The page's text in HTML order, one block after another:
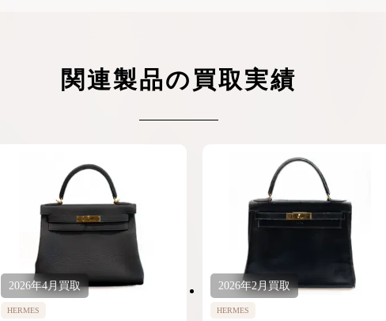
関連製品の買取実績
2026年4月買取
HERMES
2026年2月買取
HERMES